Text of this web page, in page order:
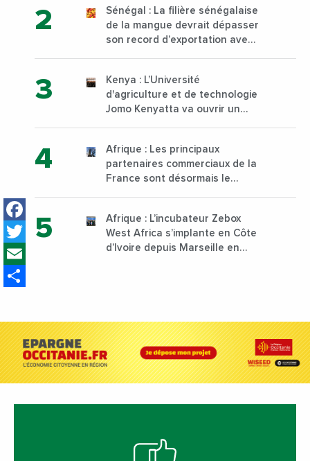
Facebook
Twitter
Sénégal : La filière sénégalaise
de la mangue devrait dépasser
son record d’exportation avec
Kenya : L’Université
d'agriculture et de technologie
Jomo Kenyatta va ouvrir un
sur son campus de Karen à
Nairobi dès janvier 2023
Afrique : Les principaux
partenaires commerciaux de la
France sont désormais le
Afrique : L’incubateur Zebox
West Africa s’implante en Côte
d’Ivoire depuis Marseille en